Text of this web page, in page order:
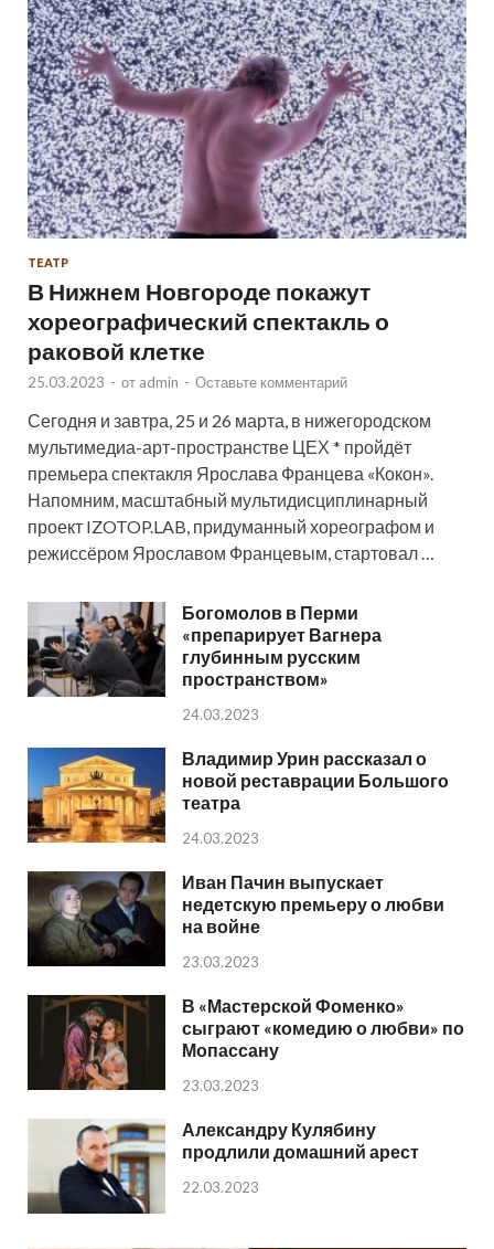
ТЕАТР
В Нижнем Новгороде покажут
хореографический спектакль о
раковой клетке
25.03.2023 - от admin - Оставьте комментарий
Сегодня и завтра, 25 и 26 марта, в нижегородском
мультимедиа-арт-пространстве ЦЕХ * пройдёт
премьера спектакля Ярослава Францева «Кокон».
Напомним, масштабный мультидисциплинарный
проект IZOTOP.LAB, придуманный хореографом и
режиссёром Ярославом Францевым, стартовал …
Богомолов в Перми
«препарирует Вагнера
глубинным русским
пространством»
24.03.2023
Владимир Урин рассказал о
новой реставрации Большого
театра
24.03.2023
Иван Пачин выпускает
недетскую премьеру о любви
на войне
23.03.2023
В «Мастерской Фоменко»
сыграют «комедию о любви» по
Мопассану
23.03.2023
Александру Кулябину
продлили домашний арест
22.03.2023